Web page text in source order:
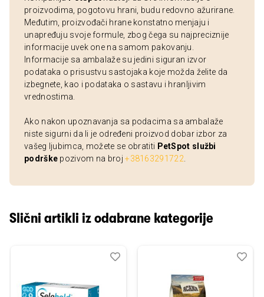
proizvodima, pogotovu hrani, budu redovno ažurirane.
Međutim, proizvođači hrane konstatno menjaju i
unapređuju svoje formule, zbog čega su najpreciznije
informacije uvek one na samom pakovanju.
Informacije sa ambalaže su jedini siguran izvor
podataka o prisustvu sastojaka koje možda želite da
izbegnete, kao i podataka o sastavu i hranljivim
vrednostima.
Ako nakon upoznavanja sa podacima sa ambalaže
niste sigurni da li je određeni proizvod dobar izbor za
vašeg ljubimca, možete se obratiti PetSpot službi
podrške pozivom na broj+38163291722
Slični artikli iz odabrane kategorije
Dodaj
Uporedi